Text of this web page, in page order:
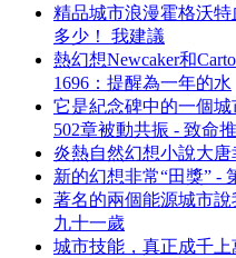
精品城市浪漫霍格沃
多少！ 我建議
熱幻想Newcaker和
1696：提醒為一年的水
它是紀念碑中的一個
502章被動共振 - 致命
炎熱自然幻想小說大
新的幻想非常“田獎” -
著名的兩個能源城市
九十一歲
城市技能，真正成千